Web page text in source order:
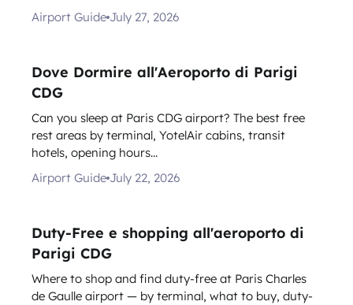
Airport Guide July 27, 2026
Dove Dormire all'Aeroporto di Parigi
CDG
Can you sleep at Paris CDG airport? The best free
rest areas by terminal, YotelAir cabins, transit
hotels, opening hours...
Airport Guide July 22, 2026
Duty-Free e shopping all'aeroporto di
Parigi CDG
Where to shop and find duty-free at Paris Charles
de Gaulle airport — by terminal, what to buy, duty-